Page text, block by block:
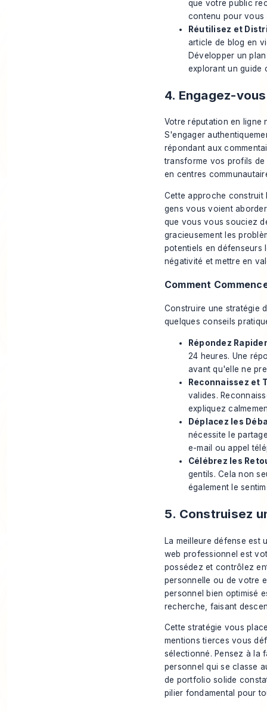
que votre public
contenu pour vous
Réutilisez et
article de blog en
Développer un
explorant unguide
4. Engagez-
Votre réputation en ligne
S'engager
répondant aux
transforme vos profils
en centres
Cette approche construit
gens vous voient
que vous vous souciez
gracieusement les
potentiels en défenseurs
négativité et mettre en
Comment
Construire une stratégie
quelques conseils
Répondez
24 heures. Une
avant qu'elle ne
Reconnaissez et
valides.
expliquez
Déplacez les
nécessite le
e-mail ou appel
Célébrez les
gentils. Cela non
également le
5. Construisez
La meilleure défense est
web professionnel est
possédez et contrôlez
personnelle ou de votre
personnel bien optimisé
recherche, faisant
Cette stratégie vous
mentions tierces vous
sélectionné. Pensez à la
personnel qui se classe
de portfolio solide
pilier fondamental pour